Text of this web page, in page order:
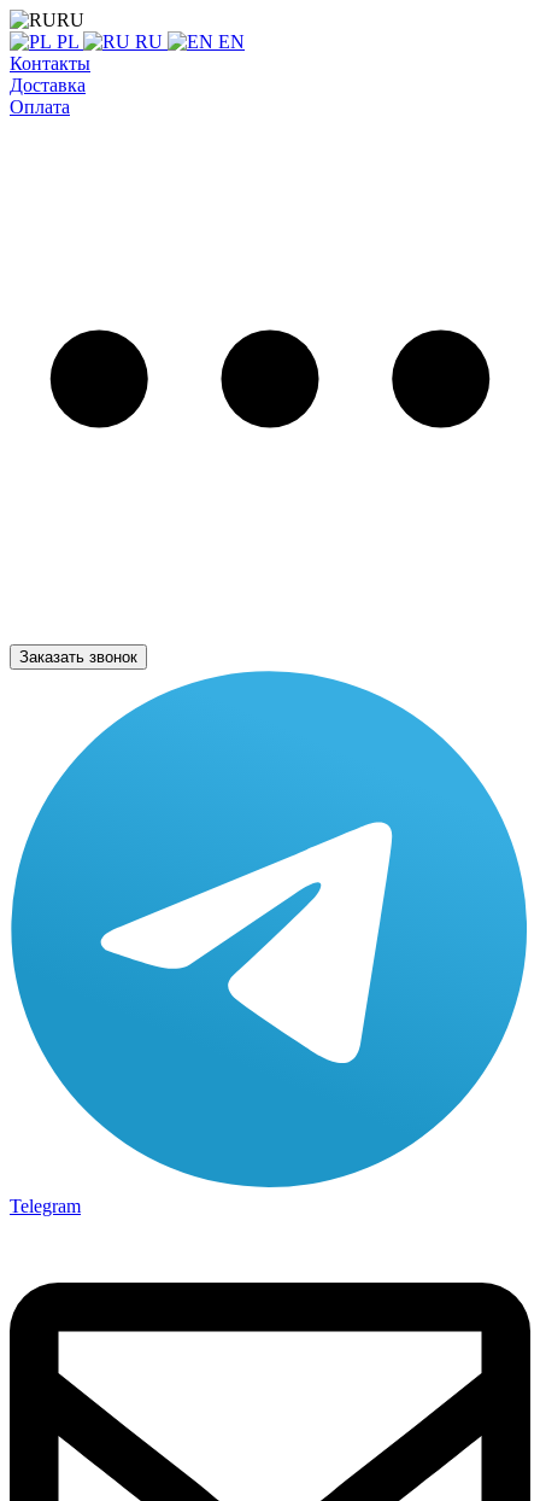
RU
PL
RU
EN
Контакты
Доставка
Оплата
Заказать звонок
Telegram